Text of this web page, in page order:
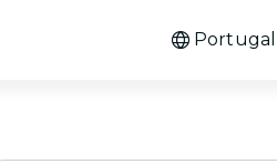
Portugal